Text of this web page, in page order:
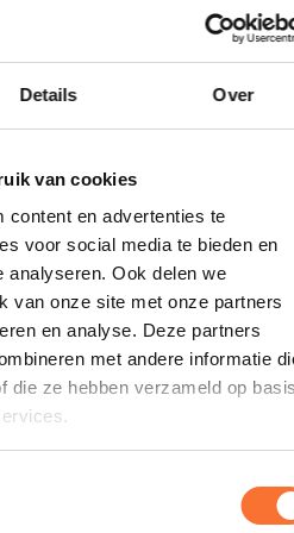
Details Over
van cookies
content en advertenties te
voor social media te bieden en
analyseren. Ook delen we
van onze site met onze partners
en analyse. Deze partners
met andere informatie
die ze hebben verzameld op